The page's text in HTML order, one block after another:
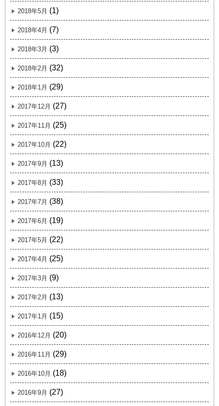
2018年5月 (1)
2018年4月 (7)
2018年3月 (3)
2018年2月 (32)
2018年1月 (29)
2017年12月 (27)
2017年11月 (25)
2017年10月 (22)
2017年9月 (13)
2017年8月 (33)
2017年7月 (38)
2017年6月 (19)
2017年5月 (22)
2017年4月 (25)
2017年3月 (9)
2017年2月 (13)
2017年1月 (15)
2016年12月 (20)
2016年11月 (29)
2016年10月 (18)
2016年9月 (27)